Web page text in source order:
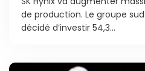
de production. Le groupe
décidé d’investir 54,3...